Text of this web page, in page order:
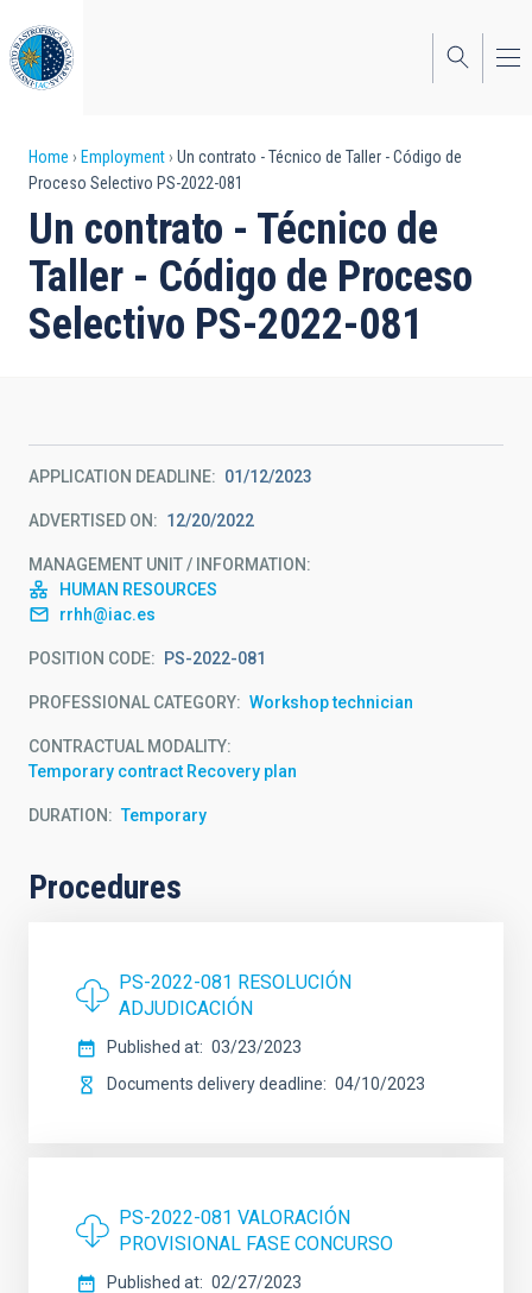
to
main
content
Breadcrumb
Home Employment
Un contrato - Técnico de Taller - Código de
Proceso Selectivo PS-2022-081
Un contrato - Técnico de
Taller - Código de Proceso
Selectivo PS-2022-081
APPLICATION DEADLINE 01/12/2023
ADVERTISED ON 12/20/2022
MANAGEMENT UNIT / INFORMATION
HUMAN RESOURCES
rrhh@iac.es
POSITION CODE PS-2022-081
PROFESSIONAL CATEGORY Workshop technician
CONTRACTUAL MODALITY
Temporary contract Recovery plan
DURATION Temporary
Procedures
PS-2022-081 RESOLUCIÓN
ADJUDICACIÓN
Published at
03/23/2023
Documents delivery deadline
04/10/2023
PS-2022-081 VALORACIÓN
PROVISIONAL FASE CONCURSO
Published at
02/27/2023